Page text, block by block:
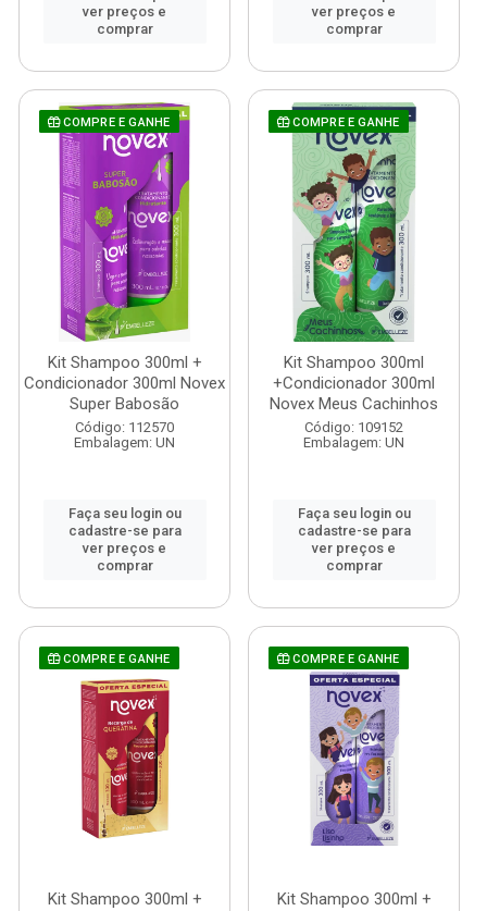
ver preços e
comprar
ver preços e
comprar
COMPRE E GANHE
Kit Shampoo 300ml +
Condicionador 300ml Novex
Super Babosão
Código: 112570
Embalagem: UN
Faça seu login ou
cadastre-se para
ver preços e
comprar
COMPRE E GANHE
Kit Shampoo 300ml
+Condicionador 300ml
Novex Meus Cachinhos
Código: 109152
Embalagem: UN
Faça seu login ou
cadastre-se para
ver preços e
comprar
COMPRE E GANHE
Kit Shampoo 300ml +
COMPRE E GANHE
Kit Shampoo 300ml +